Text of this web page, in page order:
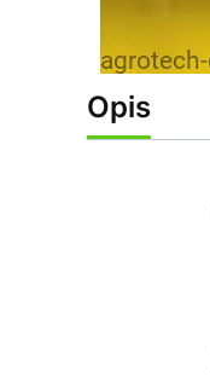
Opis